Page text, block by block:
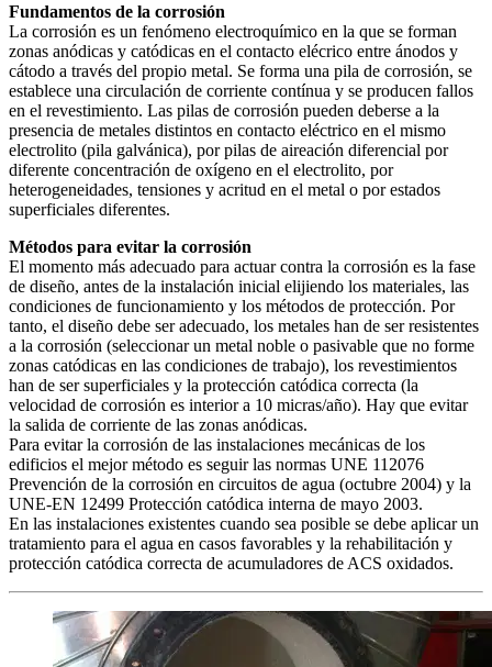
Fundamentos de la corrosión
La corrosión es un fenómeno electroquímico en la que se forman
zonas anódicas y catódicas en el contacto elécrico entre ánodos y
cátodo a través del propio metal. Se forma una pila de corrosión, se
establece una circulación de corriente contínua y se producen fallos
en el revestimiento. Las pilas de corrosión pueden deberse a la
presencia de metales distintos en contacto eléctrico en el mismo
electrolito (pila galvánica), por pilas de aireación diferencial por
diferente concentración de oxígeno en el electrolito, por
heterogeneidades, tensiones y acritud en el metal o por estados
superficiales diferentes.
Métodos para evitar la corrosión
El momento más adecuado para actuar contra la corrosión es la fase
de diseño, antes de la instalación inicial elijiendo los materiales, las
condiciones de funcionamiento y los métodos de protección. Por
tanto, el diseño debe ser adecuado, los metales han de ser resistentes
a la corrosión (seleccionar un metal noble o pasivable que no forme
zonas catódicas en las condiciones de trabajo), los revestimientos
han de ser superficiales y la protección catódica correcta (la
velocidad de corrosión es interior a 10 micras/año). Hay que evitar
la salida de corriente de las zonas anódicas.
Para evitar la corrosión de las instalaciones mecánicas de los
edificios el mejor método es seguir las normas UNE 112076
Prevención de la corrosión en circuitos de agua (octubre 2004) y la
UNE-EN 12499 Protección catódica interna de mayo 2003.
En las instalaciones existentes cuando sea posible se debe aplicar un
tratamiento para el agua en casos favorables y la rehabilitación y
protección catódica correcta de acumuladores de ACS oxidados.